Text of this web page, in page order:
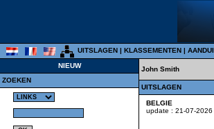
UITSLAGEN | KLASSEMENTEN |
NIEUW
ZOEKEN
John Smith
UITSLAGEN
BELGIE
update : 21-07-2026